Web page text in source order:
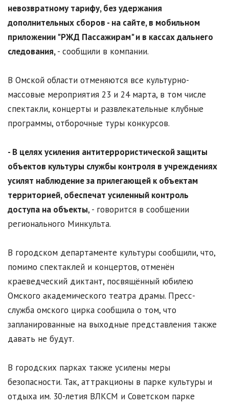
невозвратному тарифу, без удержания
дополнительных сборов - на сайте, в мобильном
приложении "РЖД Пассажирам" и в кассах дальнего
следования,- сообщили в компании.
В Омской области отменяются все культурно-
массовые мероприятия 23 и 24 марта, в том числе
спектакли, концерты и развлекательные клубные
программы, отборочные туры конкурсов.
- В целях усиления антитеррористической защиты
объектов культуры службы контроля в учреждениях
усилят наблюдение за прилегающей к объектам
территорией, обеспечат усиленный контроль
доступа на объекты, - говорится в сообщении
регионального Минкульта.
В городском департаменте культуры сообщили, что,
помимо спектаклей и концертов, отменён
краеведческий диктант, посвящённый юбилею
Омского академического театра драмы. Пресс-
служба омского цирка сообщила о том, что
запланированные на выходные представления также
давать не будут.
В городских парках также усилены меры
безопасности. Так, аттракционы в парке культуры и
отдыха им. 30-летия ВЛКСМ и Советском парке